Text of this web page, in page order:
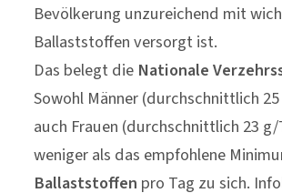
Bevölkerung unzureichend mit
Ballaststoffen versorgt ist.
Das belegt die Nationale
Sowohl Männer (durchschnittlich
auch Frauen (durchschnittlich 23 g/
weniger als das empfohlene
Ballaststoffen pro Tag zu sich.